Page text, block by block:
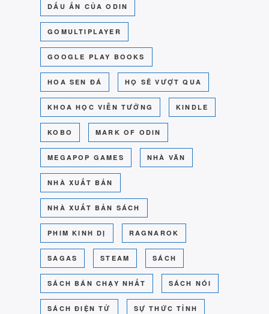
DẤU ẤN CỦA ODIN
GOMULTIPLAYER
GOOGLE PLAY BOOKS
HOA SEN ĐÁ HỌ SẼ VƯỢT QUA
KHOA HỌC VIỄN TƯỞNG KINDLE
KOBO MARK OF ODIN
MEGAPOP GAMES NHÀ VĂN
NHÀ XUẤT BẢN
NHÀ XUẤT BẢN SÁCH
PHIM KINH DỊ RAGNAROK
SAGAS STEAM SÁCH
SÁCH BÁN CHẠY NHẤT SÁCH NÓI
SÁCH ĐIỆN TỬ SỰ THỨC TỈNH